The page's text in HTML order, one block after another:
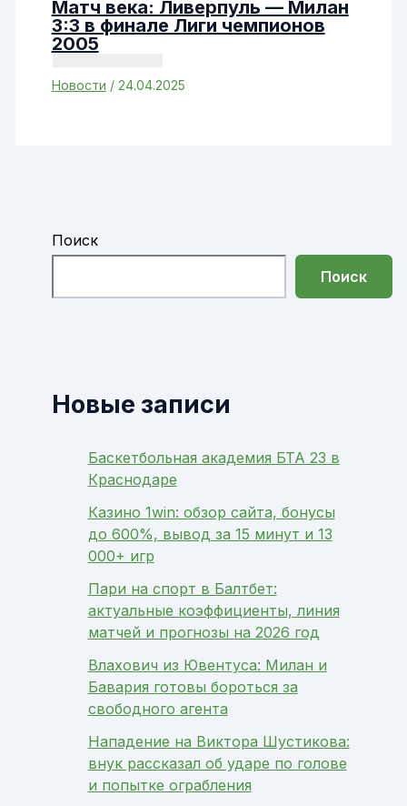
Матч века: Ливерпуль — Милан
3:3 в финале Лиги чемпионов
2005
Новости / 24.04.2025
Поиск
Поиск
Новые записи
Баскетбольная академия БТА 23 в
Краснодаре
Казино 1win: обзор сайта, бонусы
до 600%, вывод за 15 минут и 13
000+ игр
Пари на спорт в Балтбет:
актуальные коэффициенты, линия
матчей и прогнозы на 2026 год
Влахович из Ювентуса: Милан и
Бавария готовы бороться за
свободного агента
Нападение на Виктора Шустикова:
внук рассказал об ударе по голове
и попытке ограбления